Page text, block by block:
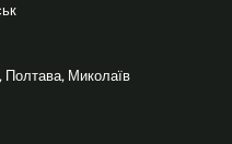
Полтава, Миколаїв